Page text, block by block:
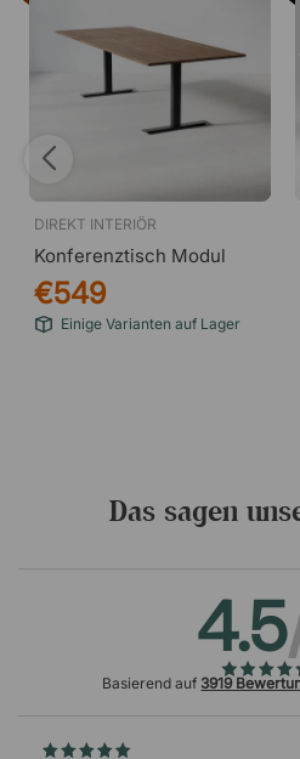
DIREKT INTERIÖR
Konferenztisch Modul
€549
Einige Varianten auf Lager
Das sagen
4.5
Basierend auf 3919